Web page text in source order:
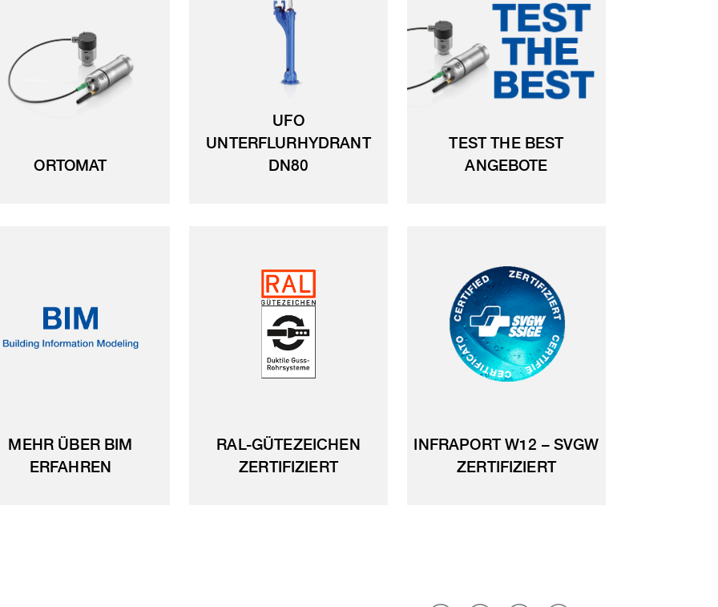
ORTOMAT
UFO
UNTERFLURHYDRANT
DN80
TEST THE BEST
ANGEBOTE
MEHR ÜBER BIM
ERFAHREN
RAL-GÜTEZEICHEN
ZERTIFIZIERT
INFRAPORT W12 – SVGW
ZERTIFIZIERT